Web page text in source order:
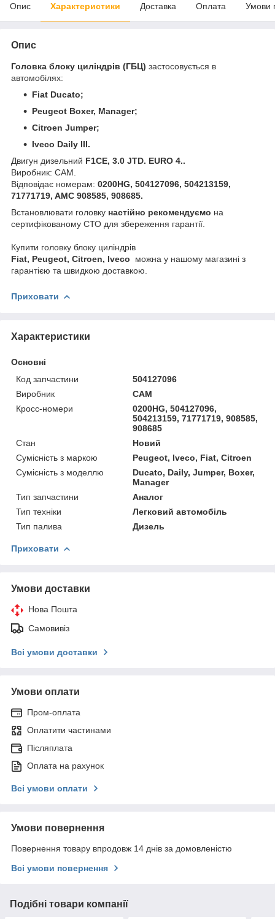
Опис Характеристики Доставка Оплата Умови
Опис
Головка блоку циліндрів (ГБЦ) застосовується в
автомобілях:
Fiat Ducato;
Peugeot Boxer, Manager;
Citroen Jumper;
Iveco Daily III.
Двигун дизельний F1CE, 3.0 JTD. EURO 4..
Виробник: CAM.
Відповідає номерам: 0200HG, 504127096, 504213159,
71771719, AMC 908585, 908685.
Встановлювати головку настійно рекомендуємо на
сертифікованому СТО для збереження гарантії.
Купити головку блоку циліндрів
Fiat, Peugeot, Citroen, Iveco
можна у нашому магазині з
гарантією та швидкою доставкою.
Приховати
Характеристики
Основні
Код запчастини
504127096
Виробник
CAM
Кросс-номери
0200HG, 504127096,
504213159, 71771719, 908585,
908685
Стан
Новий
Сумісність з маркою
Peugeot, Iveco, Fiat, Citroen
Сумісність з моделлю
Ducato, Daily, Jumper, Boxer,
Manager
Тип запчастини
Аналог
Тип техніки
Легковий автомобіль
Тип палива
Дизель
Приховати
Умови доставки
Нова Пошта
Самовивіз
Всі умови доставки
Умови оплати
Пром-оплата
Оплатити частинами
Післяплата
Оплата на рахунок
Всі умови оплати
Умови повернення
Повернення товару впродовж 14 днів за домовленістю
Всі умови повернення
Подібні товари компанії